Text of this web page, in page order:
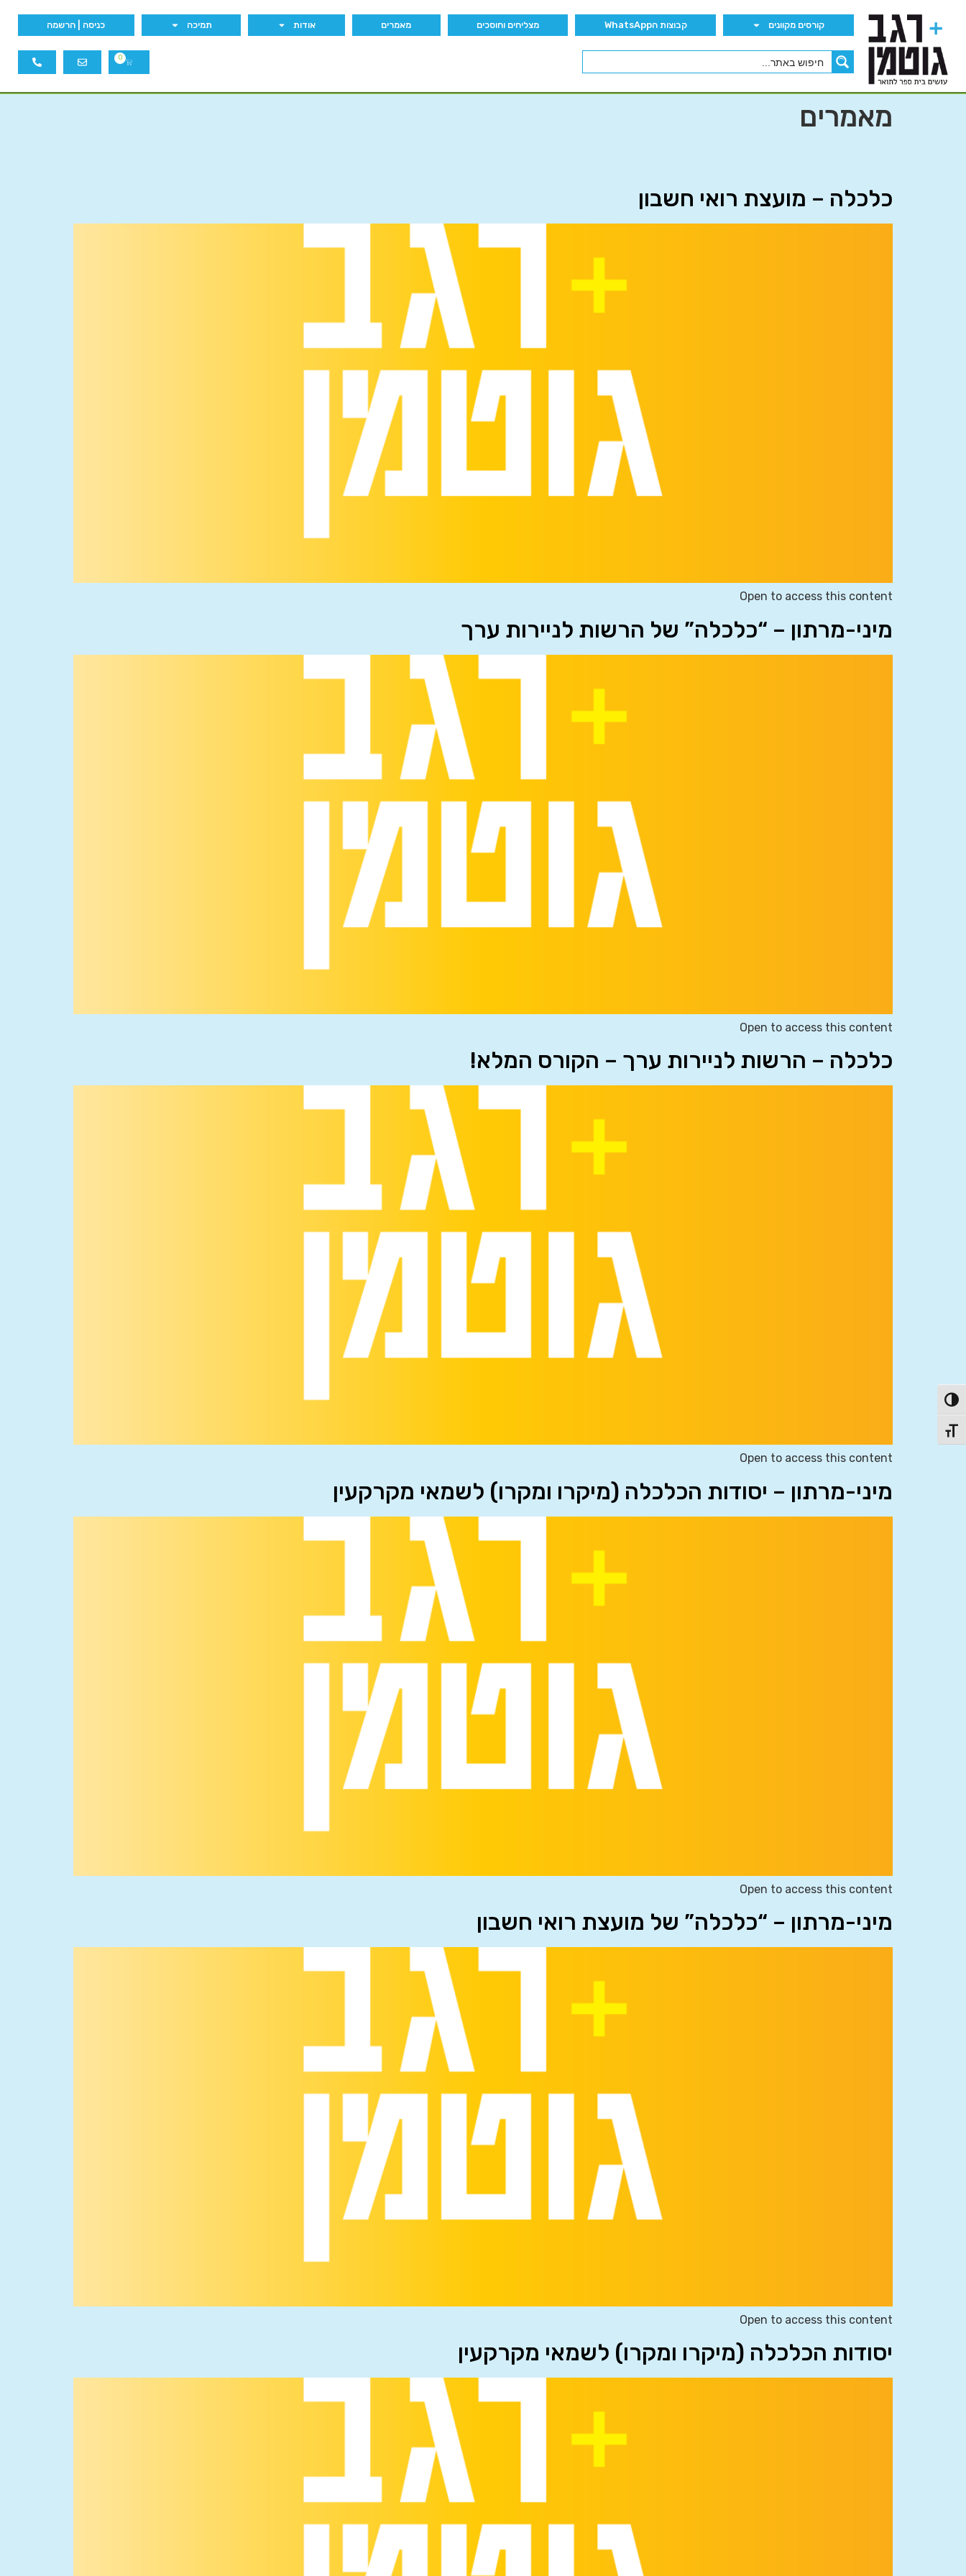
הפעל/כבה ניגודיות גבוהה
מתג גודל גופן
קורסים מקוונים קבוצות הWhatsApp מצליחים וחוסכים מאמרים אודות תמיכה כניסה | הרשמה
0
מאמרים
כלכלה – מועצת רואי חשבון
Open to access this content
מיני-מרתון – “כלכלה” של הרשות לניירות ערך
Open to access this content
כלכלה – הרשות לניירות ערך – הקורס המלא!
Open to access this content
מיני-מרתון – יסודות הכלכלה (מיקרו ומקרו) לשמאי מקרקעין
Open to access this content
מיני-מרתון – “כלכלה” של מועצת רואי חשבון
Open to access this content
יסודות הכלכלה (מיקרו ומקרו) לשמאי מקרקעין